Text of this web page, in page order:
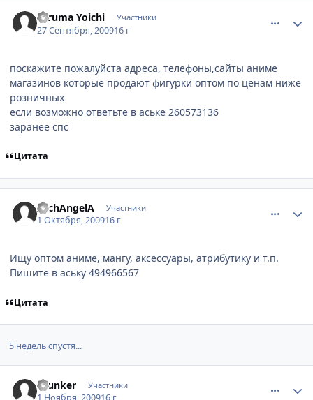
Hiruma Yoichi Участники
27 Сентября, 200916 г
поскажите пожалуйста адреса, телефоны,сайты аниме
магазинов которые продают фигурки оптом по ценам ниже
розничных
если возможно ответьте в аське 260573136
заранее спс
Цитата
ArchAngelA Участники
1 Октября, 200916 г
Ищу оптом аниме, мангу, аксессуары, атрибутику и т.п.
Пишите в аську 494966567
Цитата
5 недель спустя...
drunker Участники
1 Ноября, 200916 г